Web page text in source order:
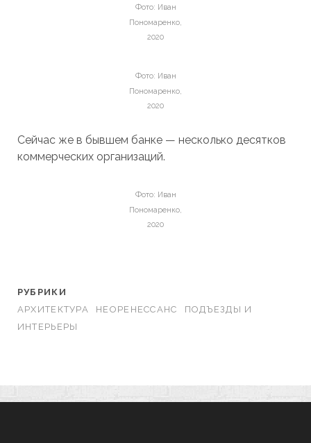
Фото: Иван
Пономаренко,
2020
Фото: Иван
Пономаренко,
2020
Сейчас же в бывшем банке — несколько десятков
коммерческих организаций.
Фото: Иван
Пономаренко,
2020
РУБРИКИ
АРХИТЕКТУРА
НЕОРЕНЕССАНС
ПОДЪЕЗДЫ И
ИНТЕРЬЕРЫ